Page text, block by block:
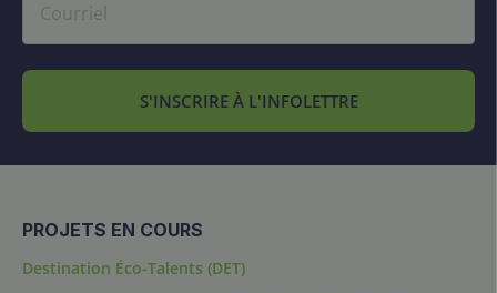
S'INSCRIRE À L'INFOLETTRE
PROJETS EN COURS
Destination Éco-Talents (DET)